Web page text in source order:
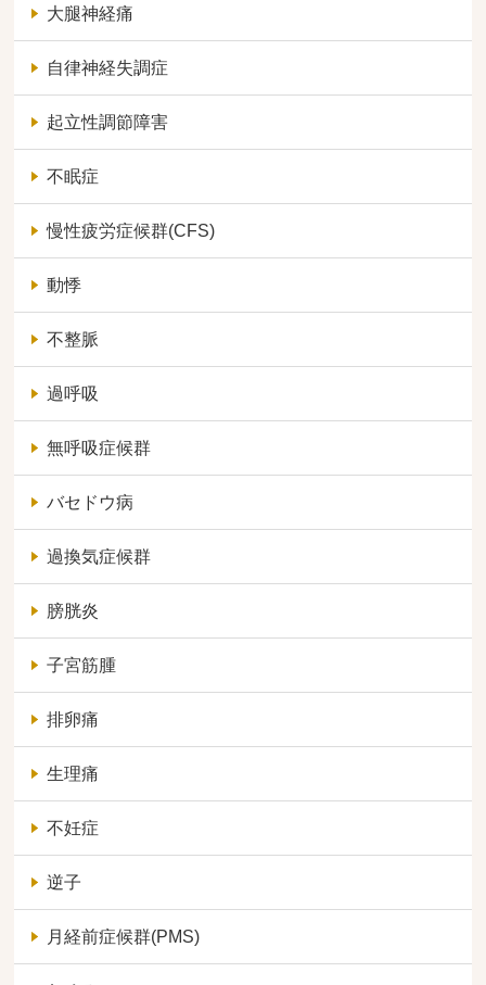
大腿神経痛
自律神経失調症
起立性調節障害
不眠症
慢性疲労症候群(CFS)
動悸
不整脈
過呼吸
無呼吸症候群
バセドウ病
過換気症候群
膀胱炎
子宮筋腫
排卵痛
生理痛
不妊症
逆子
月経前症候群(PMS)